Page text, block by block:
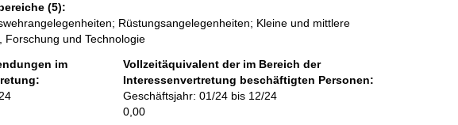
o
S
(5):
Rüstungsangelegenheiten; Kleine und mittlere
Forschung und Technologie
im
Vollzeitäquivalent der im Bereich der
Interessenvertretung beschäftigten Personen:
Geschäftsjahr: 01/24 bis 12/24
0,00